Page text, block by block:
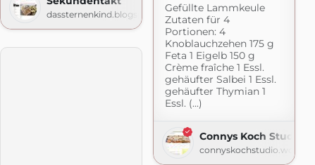
dassternenkind.blogspot.com
Gefüllte Lammkeule
Zutaten für 4
Portionen: 4
Knoblauchzehen 175 g
Feta 1 Eigelb 150 g
Crème fraîche 1 Essl.
gehäufter Salbei 1 Essl.
gehäufter Thymian 1
Essl. (...)
Connys Koch Studio